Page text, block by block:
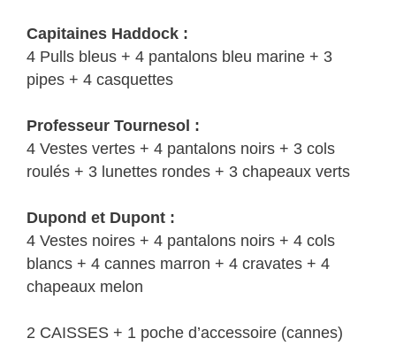
Capitaines Haddock :
4 Pulls bleus + 4 pantalons bleu marine + 3
pipes + 4 casquettes
Professeur Tournesol :
4 Vestes vertes + 4 pantalons noirs + 3 cols
roulés + 3 lunettes rondes + 3 chapeaux verts
Dupond et Dupont :
4 Vestes noires + 4 pantalons noirs + 4 cols
blancs + 4 cannes marron + 4 cravates + 4
chapeaux melon
2 CAISSES + 1 poche d’accessoire (cannes)